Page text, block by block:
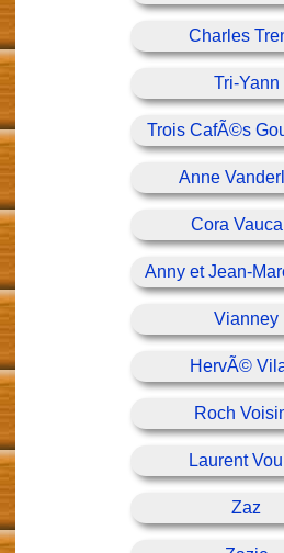
Charles
Tri-Yann
Trois CafÃ©s
Anne
Cora
Anny et Jean-
Vianney
HervÃ©
Roch
Laurent
Zaz